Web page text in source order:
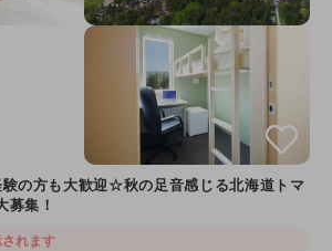
の方も大歓迎☆秋の足音感じる北海道トマ
募集！
れます